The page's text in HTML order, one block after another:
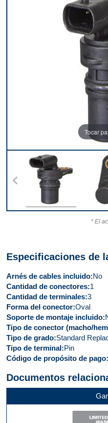
Tocar
* El
Especificaciones de
Arnés de cables incluido No
Cantidad de conectores 1
Cantidad de terminales 3
Forma del conector Oval
Soporte de montaje incluido
Tipo de conector (macho/
Tipo de grado Standard
Tipo de terminal Pin
Código de propósito de pago
Documentos